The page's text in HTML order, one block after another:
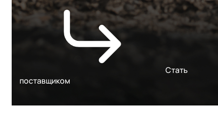
Стать
поставщиком